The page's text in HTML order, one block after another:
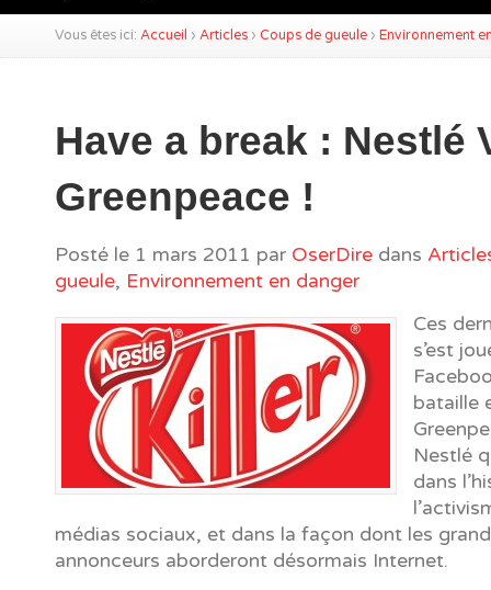
Vous êtes ici: Accueil › Articles › Coups de gueule › Environnement
Have a break : Nestlé
Greenpeace !
Posté le 1 mars 2011 par OserDire dans
gueule, Environnement en danger
Ces
s’est
bataille
Nestlé
dans
médias sociaux, et dans la façon dont les
annonceurs aborderont désormais Internet.